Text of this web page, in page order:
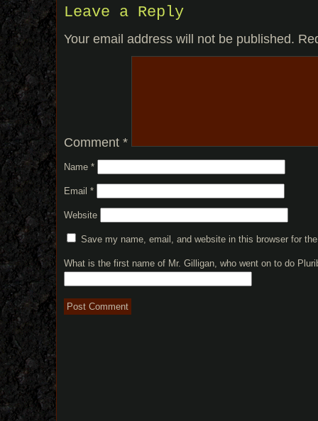
Leave a Reply
Your email address will not be published.
Comment *
Name *
Email *
Website
Save my name, email, and website in this browser for
What is the first name of Mr. Gilligan, who went on to do